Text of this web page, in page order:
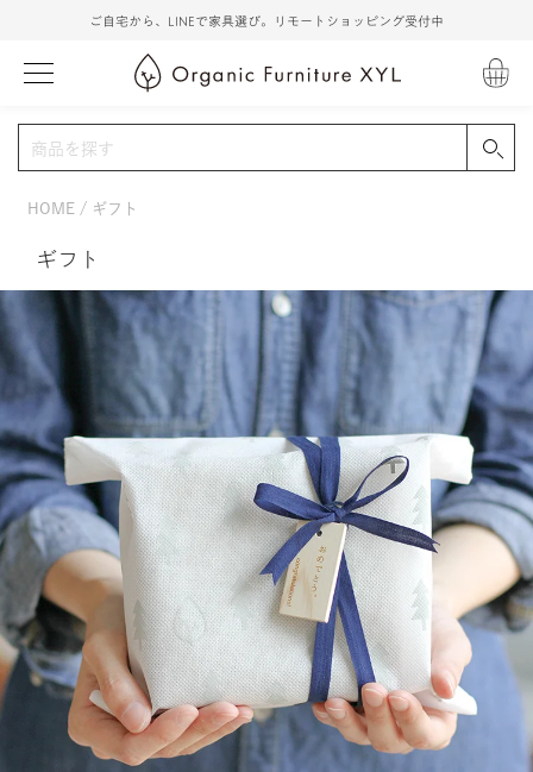
ご自宅から、LINEで家具選び。リモートショッピング受付中
HOME ギフト
ギフト